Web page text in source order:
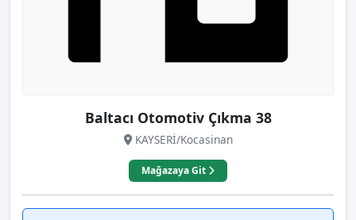
Baltacı Otomotiv Çıkma 38
KAYSERİ/Kocasinan
Mağazaya Git